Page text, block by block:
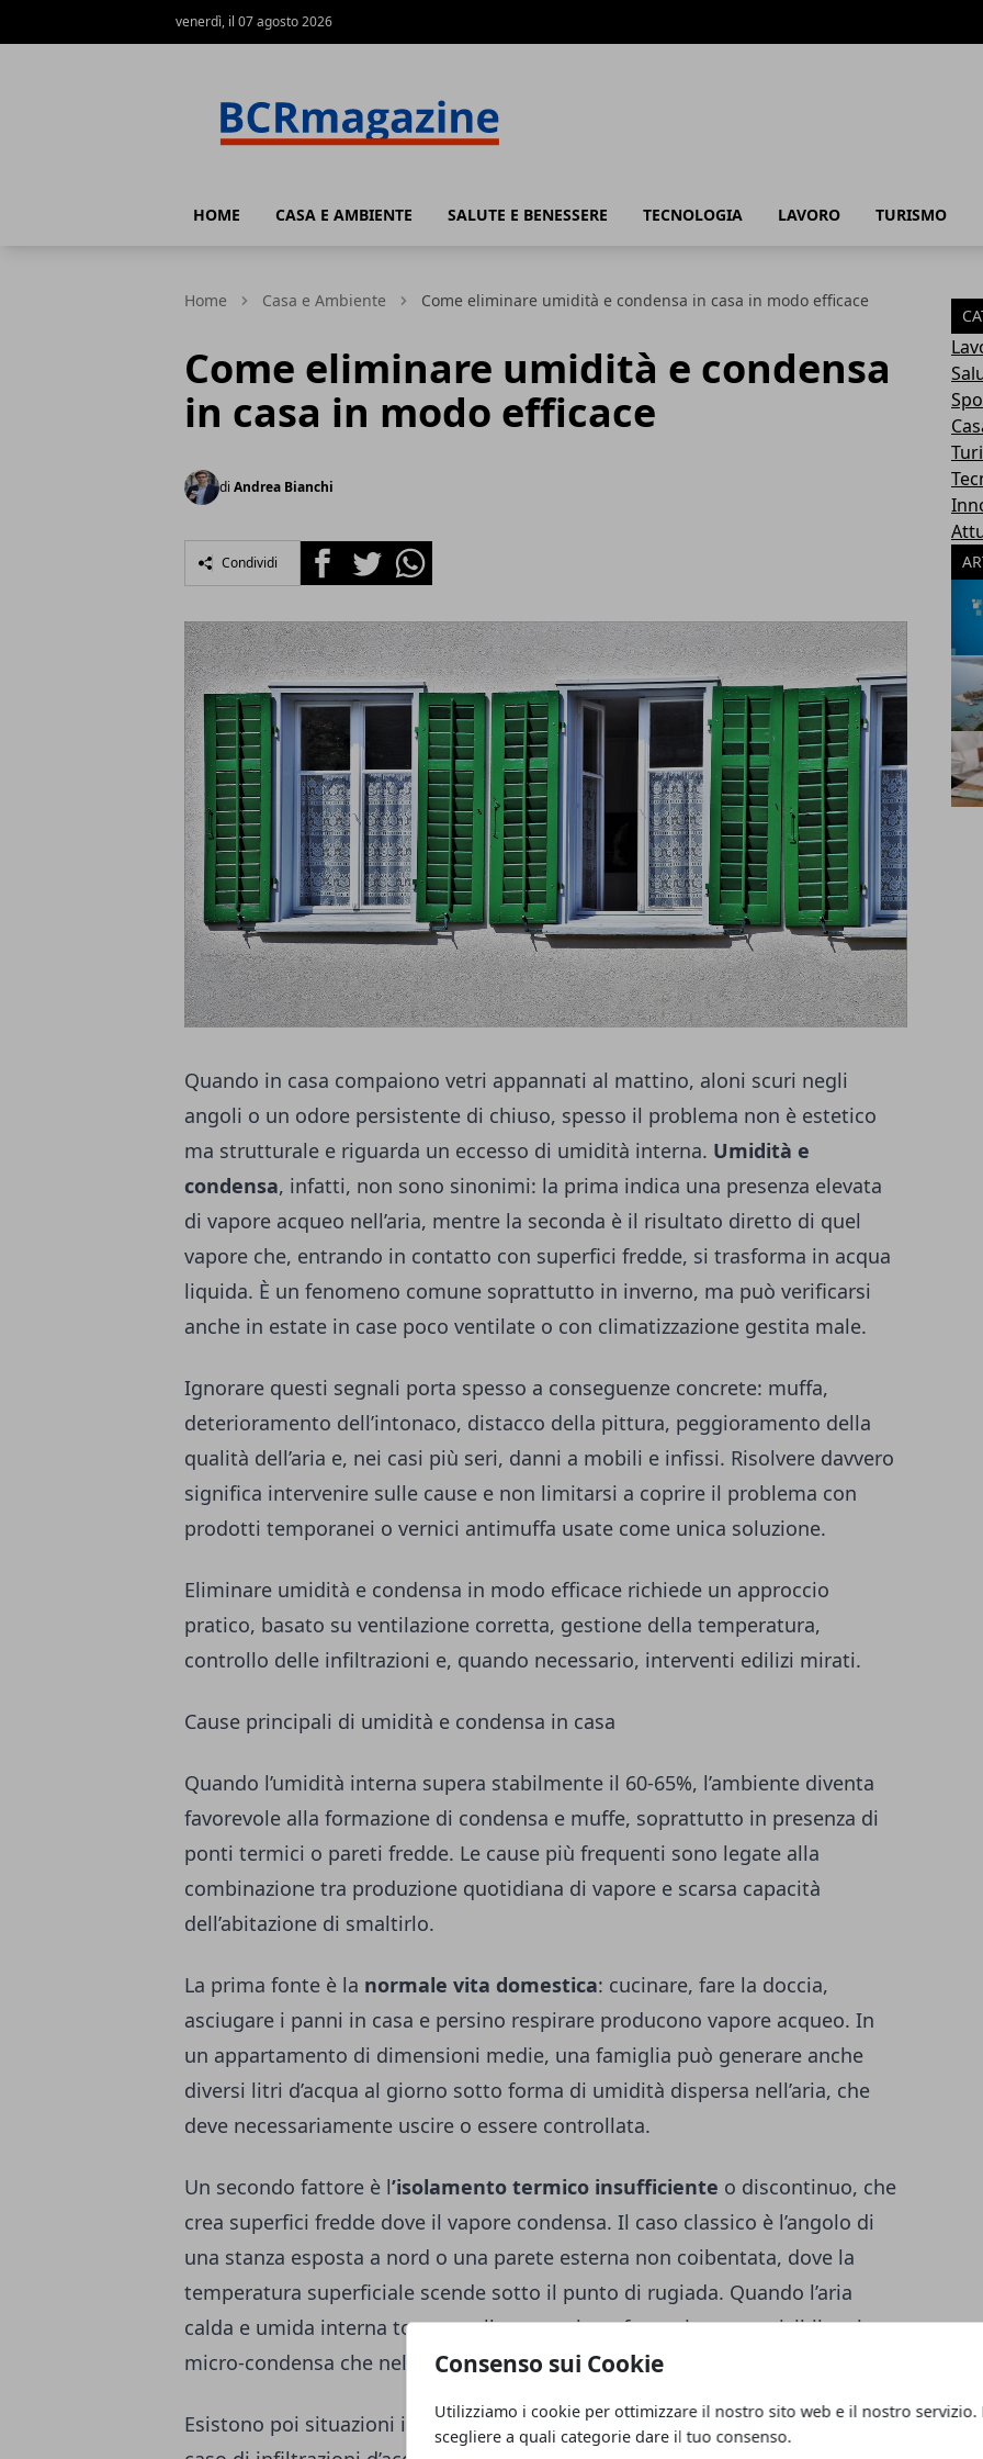
Consenso sui Cookie
Utilizziamo i cookie per ottimizzare il nostro sito web e il nostro servizio.
scegliere a quali categorie dare il tuo consenso.
venerdì, il 07 agosto 2026
HOME CASA E AMBIENTE SALUTE E BENESSERE TECNOLOGIA LAVORO TURISMO
Home Casa e Ambiente Come eliminare umidità e condensa in casa in modo efficace
Come eliminare umidità e condensa
in casa in modo efficace
di Andrea Bianchi
Condividi FacebookTwitterWhatsapp
Quando in casa compaiono vetri appannati al mattino, aloni scuri negli
angoli o un odore persistente di chiuso, spesso il problema non è estetico
ma strutturale e riguarda un eccesso di umidità interna. Umidità e
condensa, infatti, non sono sinonimi: la prima indica una presenza elevata
di vapore acqueo nell’aria, mentre la seconda è il risultato diretto di quel
vapore che, entrando in contatto con superfici fredde, si trasforma in acqua
liquida. È un fenomeno comune soprattutto in inverno, ma può verificarsi
anche in estate in case poco ventilate o con climatizzazione gestita male.
Ignorare questi segnali porta spesso a conseguenze concrete: muffa,
deterioramento dell’intonaco, distacco della pittura, peggioramento della
qualità dell’aria e, nei casi più seri, danni a mobili e infissi. Risolvere davvero
significa intervenire sulle cause e non limitarsi a coprire il problema con
prodotti temporanei o vernici antimuffa usate come unica soluzione.
Eliminare umidità e condensa in modo efficace richiede un approccio
pratico, basato su ventilazione corretta, gestione della temperatura,
controllo delle infiltrazioni e, quando necessario, interventi edilizi mirati.
Cause principali di umidità e condensa in casa
Quando l’umidità interna supera stabilmente il 60-65%, l’ambiente diventa
favorevole alla formazione di condensa e muffe, soprattutto in presenza di
ponti termici o pareti fredde. Le cause più frequenti sono legate alla
combinazione tra produzione quotidiana di vapore e scarsa capacità
dell’abitazione di smaltirlo.
La prima fonte è la normale vita domestica: cucinare, fare la doccia,
asciugare i panni in casa e persino respirare producono vapore acqueo. In
un appartamento di dimensioni medie, una famiglia può generare anche
diversi litri d’acqua al giorno sotto forma di umidità dispersa nell’aria, che
deve necessariamente uscire o essere controllata.
Un secondo fattore è l’isolamento termico insufficiente o discontinuo, che
crea superfici fredde dove il vapore condensa. Il caso classico è l’angolo di
una stanza esposta a nord o una parete esterna non coibentata, dove la
temperatura superficiale scende sotto il punto di rugiada. Quando l’aria
calda e umida interna tocca quella zona, si trasforma in acqua visibile o in
micro-condensa che nel tempo alimenta muffa.
Esistono poi situazioni in cui l’umidità proviene dal muro stesso, come nel